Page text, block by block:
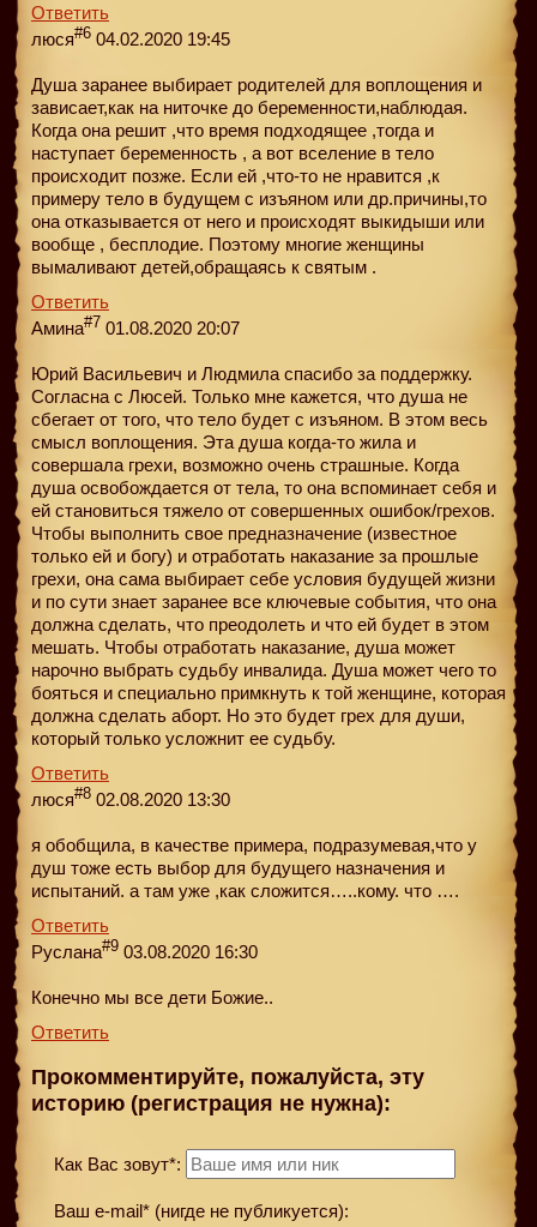
Ответить
люся#6 04.02.2020 19:45
Душа заранее выбирает родителей для воплощения и
зависает,как на ниточке до беременности,наблюдая.
Когда она решит ,что время подходящее ,тогда и
наступает беременность , а вот вселение в тело
происходит позже. Если ей ,что-то не нравится ,к
примеру тело в будущем с изъяном или др.причины,то
она отказывается от него и происходят выкидыши или
вообще , бесплодие. Поэтому многие женщины
вымаливают детей,обращаясь к святым .
Ответить
Амина#7 01.08.2020 20:07
Юрий Васильевич и Людмила спасибо за поддержку.
Согласна с Люсей. Только мне кажется, что душа не
сбегает от того, что тело будет с изъяном. В этом весь
смысл воплощения. Эта душа когда-то жила и
совершала грехи, возможно очень страшные. Когда
душа освобождается от тела, то она вспоминает себя и
ей становиться тяжело от совершенных ошибок/грехов.
Чтобы выполнить свое предназначение (известное
только ей и богу) и отработать наказание за прошлые
грехи, она сама выбирает себе условия будущей жизни
и по сути знает заранее все ключевые события, что она
должна сделать, что преодолеть и что ей будет в этом
мешать. Чтобы отработать наказание, душа может
нарочно выбрать судьбу инвалида. Душа может чего то
бояться и специально примкнуть к той женщине, которая
должна сделать аборт. Но это будет грех для души,
который только усложнит ее судьбу.
Ответить
люся#8 02.08.2020 13:30
я обобщила, в качестве примера, подразумевая,что у
душ тоже есть выбор для будущего назначения и
испытаний. а там уже ,как сложится…..кому. что ….
Ответить
Руслана#9 03.08.2020 16:30
Конечно мы все дети Божие..
Ответить
Прокомментируйте, пожалуйста, эту
историю (регистрация не нужна):
Как Вас зовут*:
Ваш e-mail* (нигде не публикуется):